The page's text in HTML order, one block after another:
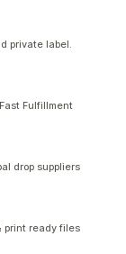
private label.
Fulfillment
drop suppliers
print ready files